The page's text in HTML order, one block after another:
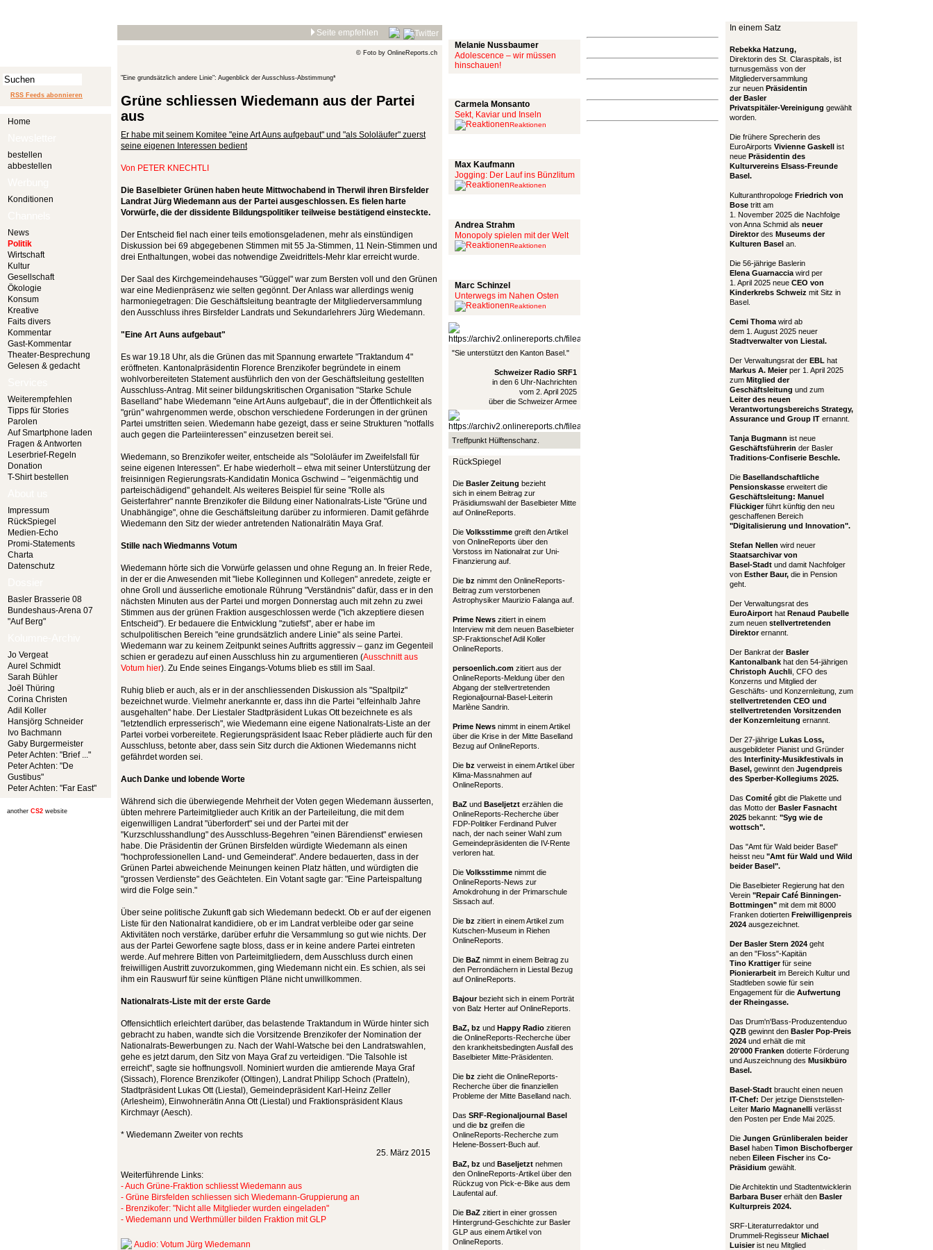
RSS Feeds abonnieren
Home
bestellen
abbestellen
Konditionen
News
Politik
Wirtschaft
Kultur
Gesellschaft
Ökologie
Konsum
Kreative
Faits divers
Kommentar
Gast-Kommentar
Theater-Besprechung
Gelesen & gedacht
Weiterempfehlen
Tipps für Stories
Parolen
Auf Smartphone laden
Fragen & Antworten
Leserbrief-Regeln
Donation
T-Shirt bestellen
Impressum
RückSpiegel
Medien-Echo
Promi-Statements
Charta
Datenschutz
Basler Brasserie 08
Bundeshaus-Arena 07
"Auf Berg"
Jo Vergeat
Aurel Schmidt
Sarah Bühler
Joël Thüring
Corina Christen
Adil Koller
Hansjörg Schneider
Ivo Bachmann
Gaby Burgermeister
Peter Achten: "Brief ..."
Peter Achten: "De
Gustibus"
Peter Achten: "Far East"
another CS2 website
Seite empfehlen
© Foto by OnlineReports.ch
"Eine grundsätzlich andere Linie": Augenblick der Ausschluss-Abstimmung*
Grüne schliessen Wiedemann aus der Partei
aus
Er habe mit seinem Komitee "eine Art Auns aufgebaut" und "als Sololäufer" zuerst
seine eigenen Interessen bedient
Von PETER KNECHTLI
Die Baselbieter Grünen haben heute Mittwochabend in Therwil ihren Birsfelder
Landrat Jürg Wiedemann aus der Partei ausgeschlossen. Es fielen harte
Vorwürfe, die der dissidente Bildungspolitiker teilweise bestätigend einsteckte.
Der Entscheid fiel nach einer teils emotionsgeladenen, mehr als einstündigen
Diskussion bei 69 abgegebenen Stimmen mit 55 Ja-Stimmen, 11 Nein-Stimmen und
drei Enthaltungen, wobei das notwendige Zweidrittels-Mehr klar erreicht wurde.
Der Saal des Kirchgemeindehauses "Güggel" war zum Bersten voll und den Grünen
war eine Medienpräsenz wie selten gegönnt. Der Anlass war allerdings wenig
harmoniegetragen: Die Geschäftsleitung beantragte der Mitgliederversammlung
den Ausschluss ihres Birsfelder Landrats und Sekundarlehrers Jürg Wiedemann.
"Eine Art Auns aufgebaut"
Es war 19.18 Uhr, als die Grünen das mit Spannung erwartete "Traktandum 4"
eröffneten. Kantonalpräsidentin Florence Brenzikofer begründete in einem
wohlvorbereiteten Statement ausführlich den von der Geschäftsleitung gestellten
Ausschluss-Antrag. Mit seiner bildungskritischen Organisation "Starke Schule
Baselland" habe Wiedemann "eine Art Auns aufgebaut", die in der Öffentlichkeit als
"grün" wahrgenommen werde, obschon verschiedene Forderungen in der grünen
Partei umstritten seien. Wiedemann habe gezeigt, dass er seine Strukturen "notfalls
auch gegen die Parteiinteressen" einzusetzen bereit sei.
Wiedemann, so Brenzikofer weiter, entscheide als "Sololäufer im Zweifelsfall für
seine eigenen Interessen". Er habe wiederholt – etwa mit seiner Unterstützung der
freisinnigen Regierungsrats-Kandidatin Monica Gschwind – "eigenmächtig und
parteischädigend" gehandelt. Als weiteres Beispiel für seine "Rolle als
Geisterfahrer" nannte Brenzikofer die Bildung einer Nationalrats-Liste "Grüne und
Unabhängige", ohne die Geschäftsleitung darüber zu informieren. Damit gefährde
Wiedemann den Sitz der wieder antretenden Nationalrätin Maya Graf.
Stille nach Wiedmanns Votum
Wiedemann hörte sich die Vorwürfe gelassen und ohne Regung an. In freier Rede,
in der er die Anwesenden mit "liebe Kolleginnen und Kollegen" anredete, zeigte er
ohne Groll und äusserliche emotionale Rührung "Verständnis" dafür, dass er in den
nächsten Minuten aus der Partei und morgen Donnerstag auch mit zehn zu zwei
Stimmen aus der grünen Fraktion ausgeschlossen werde ("ich akzeptiere diesen
Entscheid"). Er bedauere die Entwicklung "zutiefst", aber er habe im
schulpolitischen Bereich "eine grundsätzlich andere Linie" als seine Partei.
Wiedemann war zu keinem Zeitpunkt seines Auftritts aggressiv – ganz im Gegenteil
schien er geradezu auf einen Ausschluss hin zu argumentieren (Ausschnitt aus
Votum hier). Zu Ende seines Eingangs-Votums blieb es still im Saal.
Ruhig blieb er auch, als er in der anschliessenden Diskussion als "Spaltpilz"
bezeichnet wurde. Vielmehr anerkannte er, dass ihn die Partei "elfeinhalb Jahre
ausgehalten" habe. Der Liestaler Stadtpräsident Lukas Ott bezeichnete es als
"letztendlich erpresserisch", wie Wiedemann eine eigene Nationalrats-Liste an der
Partei vorbei vorbereitete. Regierungspräsident Isaac Reber plädierte auch für den
Ausschluss, betonte aber, dass sein Sitz durch die Aktionen Wiedemanns nicht
gefährdet worden sei.
Auch Danke und lobende Worte
Während sich die überwiegende Mehrheit der Voten gegen Wiedemann äusserten,
übten mehrere Parteimitglieder auch Kritik an der Parteileitung, die mit dem
eigenwilligen Landrat "überfordert" sei und der Partei mit der
"Kurzschlusshandlung" des Ausschluss-Begehren "einen Bärendienst" erwiesen
habe. Die Präsidentin der Grünen Birsfelden würdigte Wiedemann als einen
"hochprofessionellen Land- und Gemeinderat". Andere bedauerten, dass in der
Grünen Partei abweichende Meinungen keinen Platz hätten, und würdigten die
"grossen Verdienste" des Geächteten. Ein Votant sagte gar: "Eine Parteispaltung
wird die Folge sein."
Über seine politische Zukunft gab sich Wiedemann bedeckt. Ob er auf der eigenen
Liste für den Nationalrat kandidiere, ob er im Landrat verbleibe oder gar seine
Aktivitäten noch verstärke, darüber erfuhr die Versammlung so gut wie nichts. Der
aus der Partei Geworfene sagte bloss, dass er in keine andere Partei eintreten
werde. Auf mehrere Bitten von Parteimitgliedern, dem Ausschluss durch einen
freiwilligen Austritt zuvorzukommen, ging Wiedemann nicht ein. Es schien, als sei
ihm ein Rauswurf für seine künftigen Pläne nicht unwillkommen.
Nationalrats-Liste mit der erste Garde
Offensichtlich erleichtert darüber, das belastende Traktandum in Würde hinter sich
gebracht zu haben, wandte sich die Vorsitzende Brenzikofer der Nomination der
Nationalrats-Bewerbungen zu. Nach der Wahl-Watsche bei den Landratswahlen,
gehe es jetzt darum, den Sitz von Maya Graf zu verteidigen. "Die Talsohle ist
erreicht", sagte sie hoffnungsvoll. Nominiert wurden die amtierende Maya Graf
(Sissach), Florence Brenzikofer (Oltingen), Landrat Philipp Schoch (Pratteln),
Stadtpräsident Lukas Ott (Liestal), Gemeindepräsident Karl-Heinz Zeller
(Arlesheim), Einwohnerätin Anna Ott (Liestal) und Fraktionspräsident Klaus
Kirchmayr (Aesch).
* Wiedemann Zweiter von rechts
25. März 2015
Weiterführende Links:
- Auch Grüne-Fraktion schliesst Wiedemann aus
- Grüne Birsfelden schliessen sich Wiedemann-Gruppierung an
- Brenzikofer: "Nicht alle Mitglieder wurden eingeladen"
- Wiedemann und Werthmüller bilden Fraktion mit GLP
Audio: Votum Jürg Wiedemann
Melanie Nussbaumer
Adolescence – wir müssen
hinschauen!
Carmela Monsanto
Sekt, Kaviar und Inseln
Reaktionen
Max Kaufmann
Jogging: Der Lauf ins Bünzlitum
Reaktionen
Andrea Strahm
Monopoly spielen mit der Welt
Reaktionen
Marc Schinzel
Unterwegs im Nahen Osten
Reaktionen
"Sie unterstützt den Kanton Basel."
Schweizer Radio SRF1
in den 6 Uhr-Nachrichten
vom 2. April 2025
über die Schweizer Armee
Treffpunkt Hülftenschanz.
RückSpiegel
Die Basler Zeitung bezieht
sich in einem Beitrag zur
Präsidiumswahl der Baselbieter Mitte
auf OnlineReports.
Die Volksstimme greift den Artikel
von OnlineReports über den
Vorstoss im Nationalrat zur Uni-
Finanzierung auf.
Die bz nimmt den OnlineReports-
Beitrag zum verstorbenen
Astrophysiker Maurizio Falanga auf.
Prime News zitiert in einem
Interview mit dem neuen Baselbieter
SP-Fraktionschef Adil Koller
OnlineReports.
persoenlich.com zitiert aus der
OnlineReports-Meldung über den
Abgang der stellvertretenden
Regionaljournal-Basel-Leiterin
Marlène Sandrin.
Prime News nimmt in einem Artikel
über die Krise in der Mitte Baselland
Bezug auf OnlineReports.
Die bz verweist in einem Artikel über
Klima-Massnahmen auf
OnlineReports.
BaZ und Baseljetzt erzählen die
OnlineReports-Recherche über
FDP-Politiker Ferdinand Pulver
nach, der nach seiner Wahl zum
Gemeindepräsidenten die IV-Rente
verloren hat.
Die Volksstimme nimmt die
OnlineReports-News zur
Amokdrohung in der Primarschule
Sissach auf.
Die bz zitiert in einem Artikel zum
Kutschen-Museum in Riehen
OnlineReports.
Die BaZ nimmt in einem Beitrag zu
den Perrondächern in Liestal Bezug
auf OnlineReports.
Bajourbezieht sich in einem Porträt
von Balz Herter auf OnlineReports.
BaZ, bz und Happy Radio zitieren
die OnlineReports-Recherche über
den krankheitsbedingten Ausfall des
Baselbieter Mitte-Präsidenten.
Die bz zieht die OnlineReports-
Recherche über die finanziellen
Probleme der Mitte Baselland nach.
Das SRF-Regionaljournal Basel
und die bz greifen die
OnlineReports-Recherche zum
Helene-Bossert-Buch auf.
BaZ, bz und Baseljetzt nehmen
den OnlineReports-Artikel über den
Rückzug von Pick-e-Bike aus dem
Laufental auf.
Die BaZ zitiert in einer grossen
Hintergrund-Geschichte zur Basler
GLP aus einem Artikel von
OnlineReports.
In einem Satz
Rebekka Hatzung,
Direktorin des St. Claraspitals, ist
turnusgemäss von der
Mitgliederversammlung
zur neuen Präsidentin
der Basler
Privatspitäler-Vereinigung gewählt
worden.
Die frühere Sprecherin des
EuroAirports Vivienne Gaskell ist
neue Präsidentin des
Kulturvereins Elsass-Freunde
Basel.
Kulturanthropologe Friedrich von
Bose tritt am
1. November 2025 die Nachfolge
von Anna Schmid als neuer
Direktordes Museums der
Kulturen Basel an.
Die 56-jährige Baslerin
Elena Guarnaccia wird per
1. April 2025 neue CEO von
Kinderkrebs Schweiz mit Sitz in
Basel.
Cemi Thoma wird ab
dem 1. August 2025 neuer
Stadtverwalter von Liestal.
Der Verwaltungsrat der EBL hat
Markus A. Meierper 1. April 2025
zum Mitglied der
Geschäftsleitung und zum
Leiter des neuen
Verantwortungsbereichs Strategy,
Assurance und Group IT ernannt.
Tanja Bugmann ist neue
Geschäftsführerin der Basler
Traditions-Confiserie Beschle.
Die Basellandschaftliche
Pensionskasse erweitert die
Geschäftsleitung: Manuel
Flückigerführt künftig den neu
geschaffenen Bereich
"Digitalisierung und Innovation".
Stefan Nellen wird neuer
Staatsarchivar von
Basel-Stadt und damit Nachfolger
von Esther Baur, die in Pension
geht.
Der Verwaltungsrat des
EuroAirport hat Renaud Paubelle
zum neuen stellvertretenden
Direktorernannt.
Der Bankrat der Basler
Kantonalbank hat den 54-jährigen
Christoph Auchli , CFO des
Konzerns und Mitglied der
Geschäfts- und Konzernleitung, zum
stellvertretenden CEO und
stellvertretenden Vorsitzenden
der Konzernleitung ernannt.
Der 27-jährige Lukas Loss,
ausgebildeter Pianist und Gründer
des Interfinity-Musikfestivals in
Basel, gewinnt den Jugendpreis
des Sperber-Kollegiums 2025.
Das Comité gibt die Plakette und
das Motto der Basler Fasnacht
2025 bekannt: "Syg wie de
wottsch".
Das "Amt für Wald beider Basel"
heisst neu "Amt für Wald und Wild
beider Basel".
Die Baselbieter Regierung hat den
Verein "Repair Café Binningen-
Bottmingen" mit dem mit 8000
Franken dotierten Freiwilligenpreis
2024 ausgezeichnet.
Der Basler Stern 2024 geht
an den "Floss"-Kapitän
Tino Krattigerfür seine
Pionierarbeit im Bereich Kultur und
Stadtleben sowie für sein
Engagement für die Aufwertung
der Rheingasse.
Das Drum'n'Bass-Produzentenduo
QZB gewinnt den Basler Pop-Preis
2024 und erhält die mit
20'000 Franken dotierte Förderung
und Auszeichnung des Musikbüro
Basel.
Basel-Stadt braucht einen neuen
IT-Chef: Der jetzige Dienststellen-
Leiter Mario Magnanelli verlässt
den Posten per Ende Mai 2025.
Die Jungen Grünliberalen beider
Basel haben Timon Bischofberger
neben Eileen Fischerins Co-
Präsidium gewählt.
Die Architektin und Stadtentwicklerin
Barbara Busererhält den Basler
Kulturpreis 2024.
SRF-Literaturredaktor und
Drummeli-Regisseur Michael
Luisierist neu Mitglied